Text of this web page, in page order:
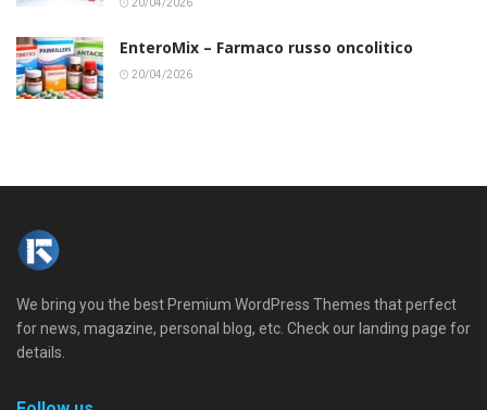
EnteroMix – Farmaco russo oncolitico
20/04/2026
We bring you the best Premium WordPress Themes that perfect
for news, magazine, personal blog, etc. Check our landing page for
details.